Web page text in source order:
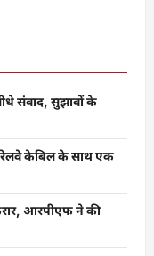
संवाद, सुझावों के
रेलवे केबिल के साथ एक
आरपीएफ ने की